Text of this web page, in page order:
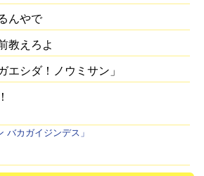
んやで
教えろよ
エシダ！ノウミサン」
バカガイジンデス」